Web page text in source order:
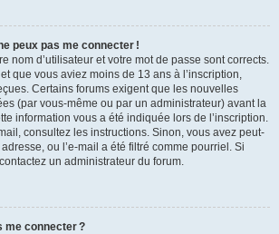
peux pas me connecter !
nom d’utilisateur et votre mot de passe sont corrects.
que vous aviez moins de 13 ans à l’inscription,
Certains forums exigent que les nouvelles
(par vous-même ou par un administrateur) avant la
information vous a été indiquée lors de l’inscription.
consultez les instructions. Sinon, vous avez peut-
ou l’e-mail a été filtré comme pourriel. Si
un administrateur du forum.
me connecter ?